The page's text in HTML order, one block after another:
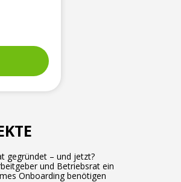
gegründet – und jetzt?
und Betriebsrat ein
Onboarding benötigen